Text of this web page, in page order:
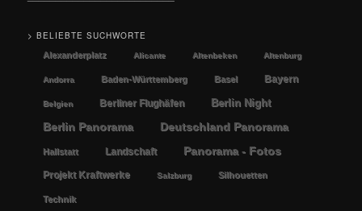
> BELIEBTE SUCHWORTE
Alexanderplatz Alicante Altenbeken Altenburg
Andorra Baden-Württemberg Basel Bayern
Belgien Berliner Flughäfen
Berlin Night
Berlin Panorama
Deutschland Panorama
Hallstatt Landschaft Panorama - Fotos
Projekt Kraftwerke Salzburg Silhouetten
Technik